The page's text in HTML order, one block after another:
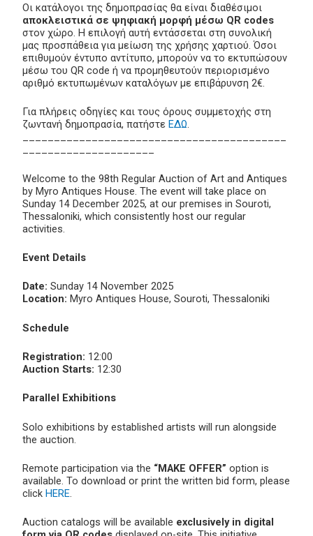
Οι κατάλογοι της δημοπρασίας θα είναι διαθέσιμοι
αποκλειστικά σε ψηφιακή μορφή μέσω QR codes
στον χώρο. Η επιλογή αυτή εντάσσεται στη συνολική
μας προσπάθεια για μείωση της χρήσης χαρτιού. Όσοι
επιθυμούν έντυπο αντίτυπο, μπορούν να το εκτυπώσουν
μέσω του QR code ή να προμηθευτούν περιορισμένο
αριθμό εκτυπωμένων καταλόγων με επιβάρυνση 2€.
Για πλήρεις οδηγίες και τους όρους συμμετοχής στη
ζωντανή δημοπρασία, πατήστε ΕΔΩ.
Welcome to the 98th Regular Auction of Art and Antiques
by Myro Antiques House. The event will take place on
Sunday 14 December 2025, at our premises in Souroti,
Thessaloniki, which consistently host our regular
activities.
Event Details
Date: Sunday 14 November 2025
Location: Myro Antiques House, Souroti, Thessaloniki
Schedule
Registration: 12:00
Auction Starts: 12:30
Parallel Exhibitions
Solo exhibitions by established artists will run alongside
the auction.
Remote participation via the “MAKE OFFER” option is
available. To download or print the written bid form, please
click HERE.
Auction catalogs will be available exclusively in digital